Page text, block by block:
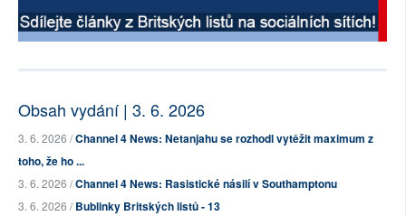
Obsah vydání | 3. 6. 2026
3. 6. 2026 /Channel 4 News: Netanjahu se rozhodl vytěžit maximum z
toho, že ho ...
3. 6. 2026 /Channel 4 News: Rasistické násilí v Southamptonu
3. 6. 2026 /Bublinky Britských listů - 13